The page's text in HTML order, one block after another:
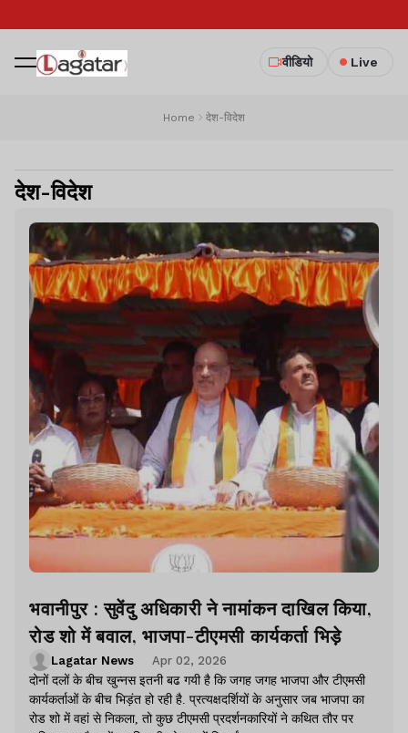
वीडियो Live
Home देश-विदेश
देश-विदेश
भवानीपुर : सुवेंदु अधिकारी ने नामांकन दाखिल किया,
रोड शो में बवाल, भाजपा-टीएमसी कार्यकर्ता भिड़े
Lagatar News
Apr 02, 2026
दोनों दलों के बीच खुन्नस इतनी बढ गयी है कि जगह जगह भाजपा और टीएमसी
कार्यकर्ताओं के बीच भिड़ंत हो रही है. प्रत्यक्षदर्शियों के अनुसार जब भाजपा का
रोड शो में वहां से निकला, तो कुछ टीएमसी प्रदर्शनकारियों ने कथित तौर पर